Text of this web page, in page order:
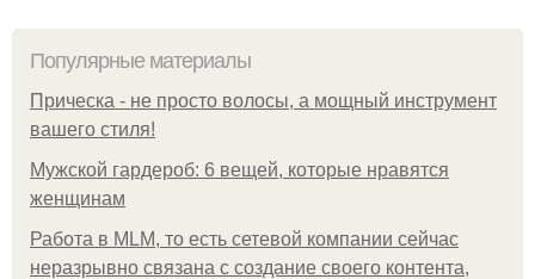
Популярные материалы
Прическа - не просто волосы, а мощный инструмент
вашего стиля!
Мужской гардероб: 6 вещей, которые нравятся
женщинам
Работа в MLM, то есть сетевой компании сейчас
неразрывно связана с создание своего контента,